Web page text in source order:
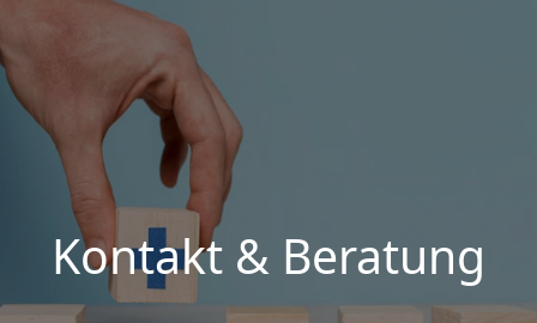
Kontakt & Beratung